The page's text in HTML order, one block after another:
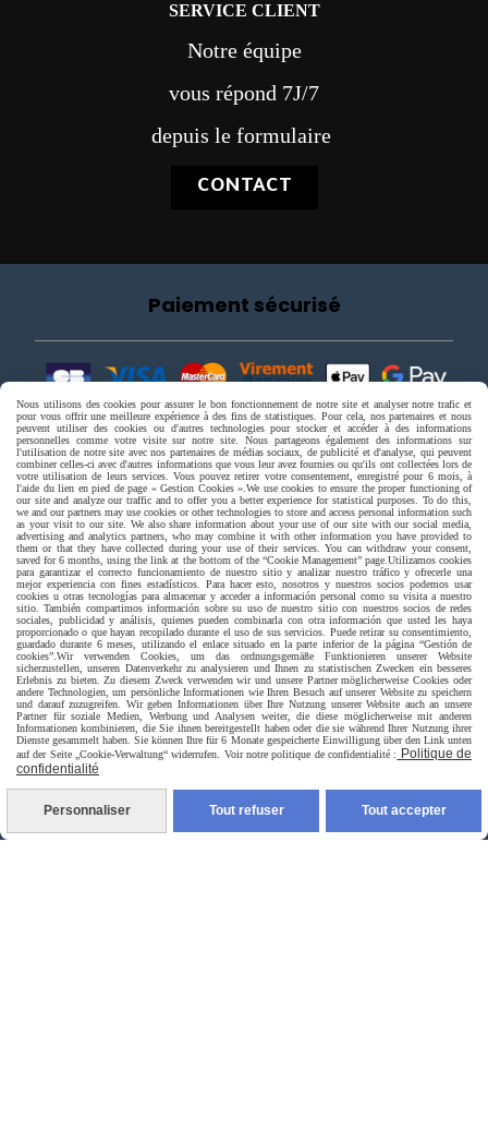
SERVICE CLIENT
Notre équipe
vous répond 7J/7
depuis le formulaire
CONTACT
Paiement sécurisé
Livraison rapide
livraison à domicile France et union europeen
Nous utilisons des cookies pour assurer le bon fonctionnement de notre site et analyser notre trafic et
pour vous offrir une meilleure expérience à des fins de statistiques. Pour cela, nos partenaires et nous
peuvent utiliser des cookies ou d'autres technologies pour stocker et accéder à des informations
personnelles comme votre visite sur notre site. Nous partageons également des informations sur
l'utilisation de notre site avec nos partenaires de médias sociaux, de publicité et d'analyse, qui peuvent
combiner celles-ci avec d'autres informations que vous leur avez fournies ou qu'ils ont collectées lors de
votre utilisation de leurs services. Vous pouvez retirer votre consentement, enregistré pour 6 mois, à
l'aide du lien en pied de page « Gestion Cookies ». We use cookies to ensure the proper functioning of
our site and analyze our traffic and to offer you a better experience for statistical purposes. To do this,
we and our partners may use cookies or other technologies to store and access personal information such
as your visit to our site. We also share information about your use of our site with our social media,
advertising and analytics partners, who may combine it with other information you have provided to
them or that they have collected during your use of their services. You can withdraw your consent,
saved for 6 months, using the link at the bottom of the “Cookie Management” page. Utilizamos cookies
para garantizar el correcto funcionamiento de nuestro sitio y analizar nuestro tráfico y ofrecerle una
mejor experiencia con fines estadísticos. Para hacer esto, nosotros y nuestros socios podemos usar
cookies u otras tecnologías para almacenar y acceder a información personal como su visita a nuestro
sitio. También compartimos información sobre su uso de nuestro sitio con nuestros socios de redes
sociales, publicidad y análisis, quienes pueden combinarla con otra información que usted les haya
proporcionado o que hayan recopilado durante el uso de sus servicios. Puede retirar su consentimiento,
guardado durante 6 meses, utilizando el enlace situado en la parte inferior de la página “Gestión de
cookies”. Wir verwenden Cookies, um das ordnungsgemäße Funktionieren unserer Website
sicherzustellen, unseren Datenverkehr zu analysieren und Ihnen zu statistischen Zwecken ein besseres
Erlebnis zu bieten. Zu diesem Zweck verwenden wir und unsere Partner möglicherweise Cookies oder
andere Technologien, um persönliche Informationen wie Ihren Besuch auf unserer Website zu speichern
und darauf zuzugreifen. Wir geben Informationen über Ihre Nutzung unserer Website auch an unsere
Partner für soziale Medien, Werbung und Analysen weiter, die diese möglicherweise mit anderen
Informationen kombinieren, die Sie ihnen bereitgestellt haben oder die sie während Ihrer Nutzung ihrer
Dienste gesammelt haben. Sie können Ihre für 6 Monate gespeicherte Einwilligung über den Link unten
auf der Seite „Cookie-Verwaltung“ widerrufen. Voir notre politique de confidentialité :
Politique de
confidentialité
Personnaliser Tout refuser Tout accepter